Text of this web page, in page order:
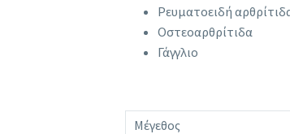
Ρευματοειδή
Οστεοαρθρίτιδα
Γάγγλιο
Μέγεθος